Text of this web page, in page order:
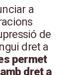
a
de
dret a
permet
dret a